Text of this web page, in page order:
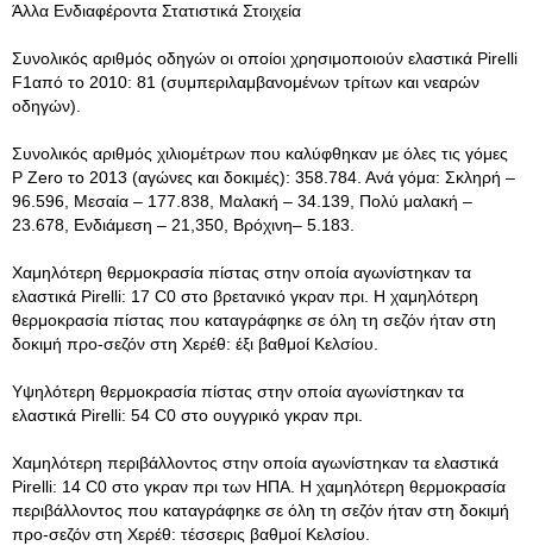
Άλλα Ενδιαφέροντα Στατιστικά Στοιχεία
Συνολικός αριθμός οδηγών οι οποίοι χρησιμοποιούν ελαστικά Pirelli
F1από το 2010: 81 (συμπεριλαμβανομένων τρίτων και νεαρών
οδηγών).
Συνολικός αριθμός χιλιομέτρων που καλύφθηκαν με όλες τις γόμες
P Zero το 2013 (αγώνες και δοκιμές): 358.784. Ανά γόμα: Σκληρή –
96.596, Μεσαία – 177.838, Μαλακή – 34.139, Πολύ μαλακή –
23.678, Ενδιάμεση – 21,350, Βρόχινη– 5.183.
Χαμηλότερη θερμοκρασία πίστας στην οποία αγωνίστηκαν τα
ελαστικά Pirelli: 17 C0 στο βρετανικό γκραν πρι. Η χαμηλότερη
θερμοκρασία πίστας που καταγράφηκε σε όλη τη σεζόν ήταν στη
δοκιμή προ-σεζόν στη Χερέθ: έξι βαθμοί Κελσίου.
Υψηλότερη θερμοκρασία πίστας στην οποία αγωνίστηκαν τα
ελαστικά Pirelli: 54 C0 στο ουγγρικό γκραν πρι.
Χαμηλότερη περιβάλλοντος στην οποία αγωνίστηκαν τα ελαστικά
Pirelli: 14 C0 στο γκραν πρι των ΗΠΑ. Η χαμηλότερη θερμοκρασία
περιβάλλοντος που καταγράφηκε σε όλη τη σεζόν ήταν στη δοκιμή
προ-σεζόν στη Χερέθ: τέσσερις βαθμοί Κελσίου.